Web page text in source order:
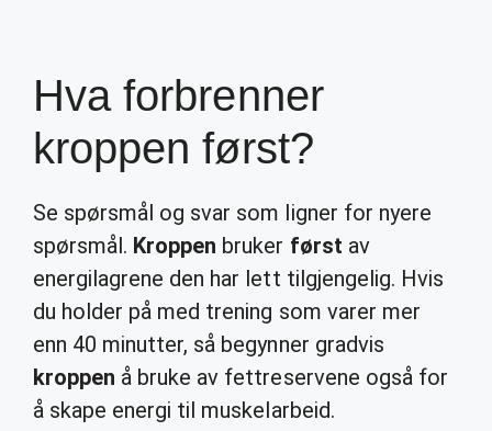
Hva forbrenner
kroppen først?
Se spørsmål og svar som ligner for nyere
spørsmål. Kroppen bruker først av
energilagrene den har lett tilgjengelig. Hvis
du holder på med trening som varer mer
enn 40 minutter, så begynner gradvis
kroppen å bruke av fettreservene også for
å skape energi til muskelarbeid.